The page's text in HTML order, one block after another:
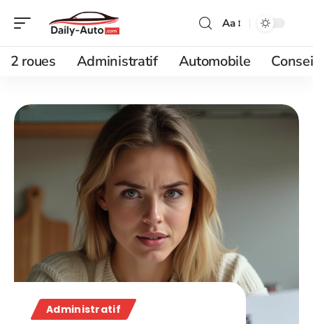
Aa
2 roues Administratif Automobile
Administratif